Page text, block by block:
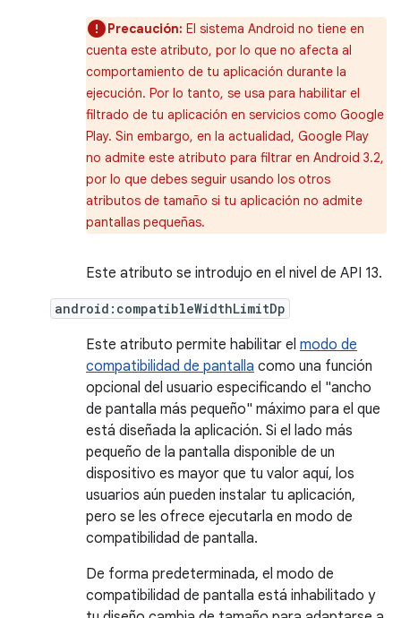
Precaución: El sistema Android no tiene en
cuenta este atributo, por lo que no afecta al
comportamiento de tu aplicación durante la
ejecución. Por lo tanto, se usa para habilitar el
filtrado de tu aplicación en servicios como Google
Play. Sin embargo, en la actualidad, Google Play
no admite este atributo para filtrar en Android 3.2,
por lo que debes seguir usando los otros
atributos de tamaño si tu aplicación no admite
pantallas pequeñas.
Este atributo se introdujo en el nivel de API 13.
android:compatibleWidthLimitDp
Este atributo permite habilitar el modo de
compatibilidad de pantalla como una función
opcional del usuario especificando el "ancho
de pantalla más pequeño" máximo para el que
está diseñada la aplicación. Si el lado más
pequeño de la pantalla disponible de un
dispositivo es mayor que tu valor aquí, los
usuarios aún pueden instalar tu aplicación,
pero se les ofrece ejecutarla en modo de
compatibilidad de pantalla.
De forma predeterminada, el modo de
compatibilidad de pantalla está inhabilitado y